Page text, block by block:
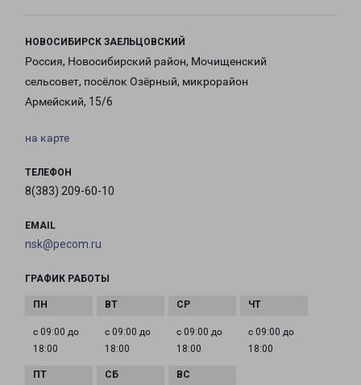
НОВОСИБИРСК ЗАЕЛЬЦОВСКИЙ
Россия, Новосибирский район, Мочищенский
сельсовет, посёлок Озёрный, микрорайон
Армейский, 15/6
на карте
ТЕЛЕФОН
8(383) 209-60-10
EMAIL
nsk@pecom.ru
ГРАФИК РАБОТЫ
с 09:00 до
18:00
с 09:00 до
18:00
с 09:00 до
18:00
с 09:00 до
18:00